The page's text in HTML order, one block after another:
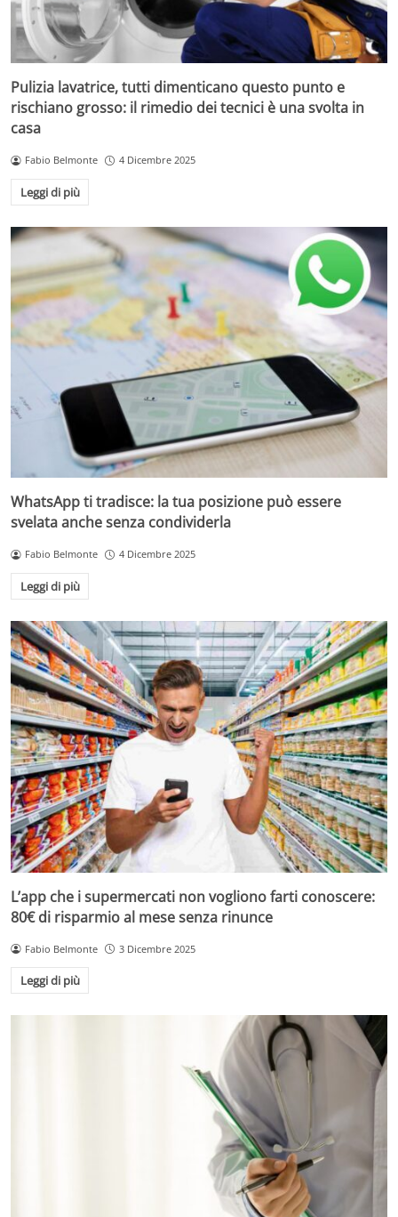
Pulizia lavatrice, tutti dimenticano questo punto e
rischiano grosso: il rimedio dei tecnici è una svolta in
casa
Fabio Belmonte 4 Dicembre 2025
Leggi di più
WhatsApp ti tradisce: la tua posizione può essere
svelata anche senza condividerla
Fabio Belmonte 4 Dicembre 2025
Leggi di più
L’app che i supermercati non vogliono farti conoscere:
80€ di risparmio al mese senza rinunce
Fabio Belmonte 3 Dicembre 2025
Leggi di più